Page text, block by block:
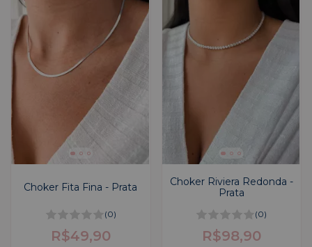
Choker Fita Fina - Prata
(0)
R$49,90
Choker Riviera Redonda -
Prata
(0)
R$98,90